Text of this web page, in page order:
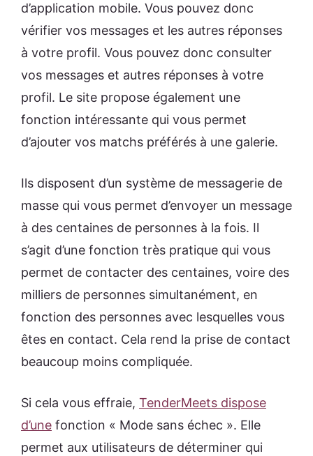
d’application mobile. Vous pouvez donc
vérifier vos messages et les autres réponses
à votre profil. Vous pouvez donc consulter
vos messages et autres réponses à votre
profil. Le site propose également une
fonction intéressante qui vous permet
d’ajouter vos matchs préférés à une galerie.
Ils disposent d’un système de messagerie de
masse qui vous permet d’envoyer un message
à des centaines de personnes à la fois. Il
s’agit d’une fonction très pratique qui vous
permet de contacter des centaines, voire des
milliers de personnes simultanément, en
fonction des personnes avec lesquelles vous
êtes en contact. Cela rend la prise de contact
beaucoup moins compliquée.
Si cela vous effraie, TenderMeets dispose
d’une fonction « Mode sans échec ». Elle
permet aux utilisateurs de déterminer qui